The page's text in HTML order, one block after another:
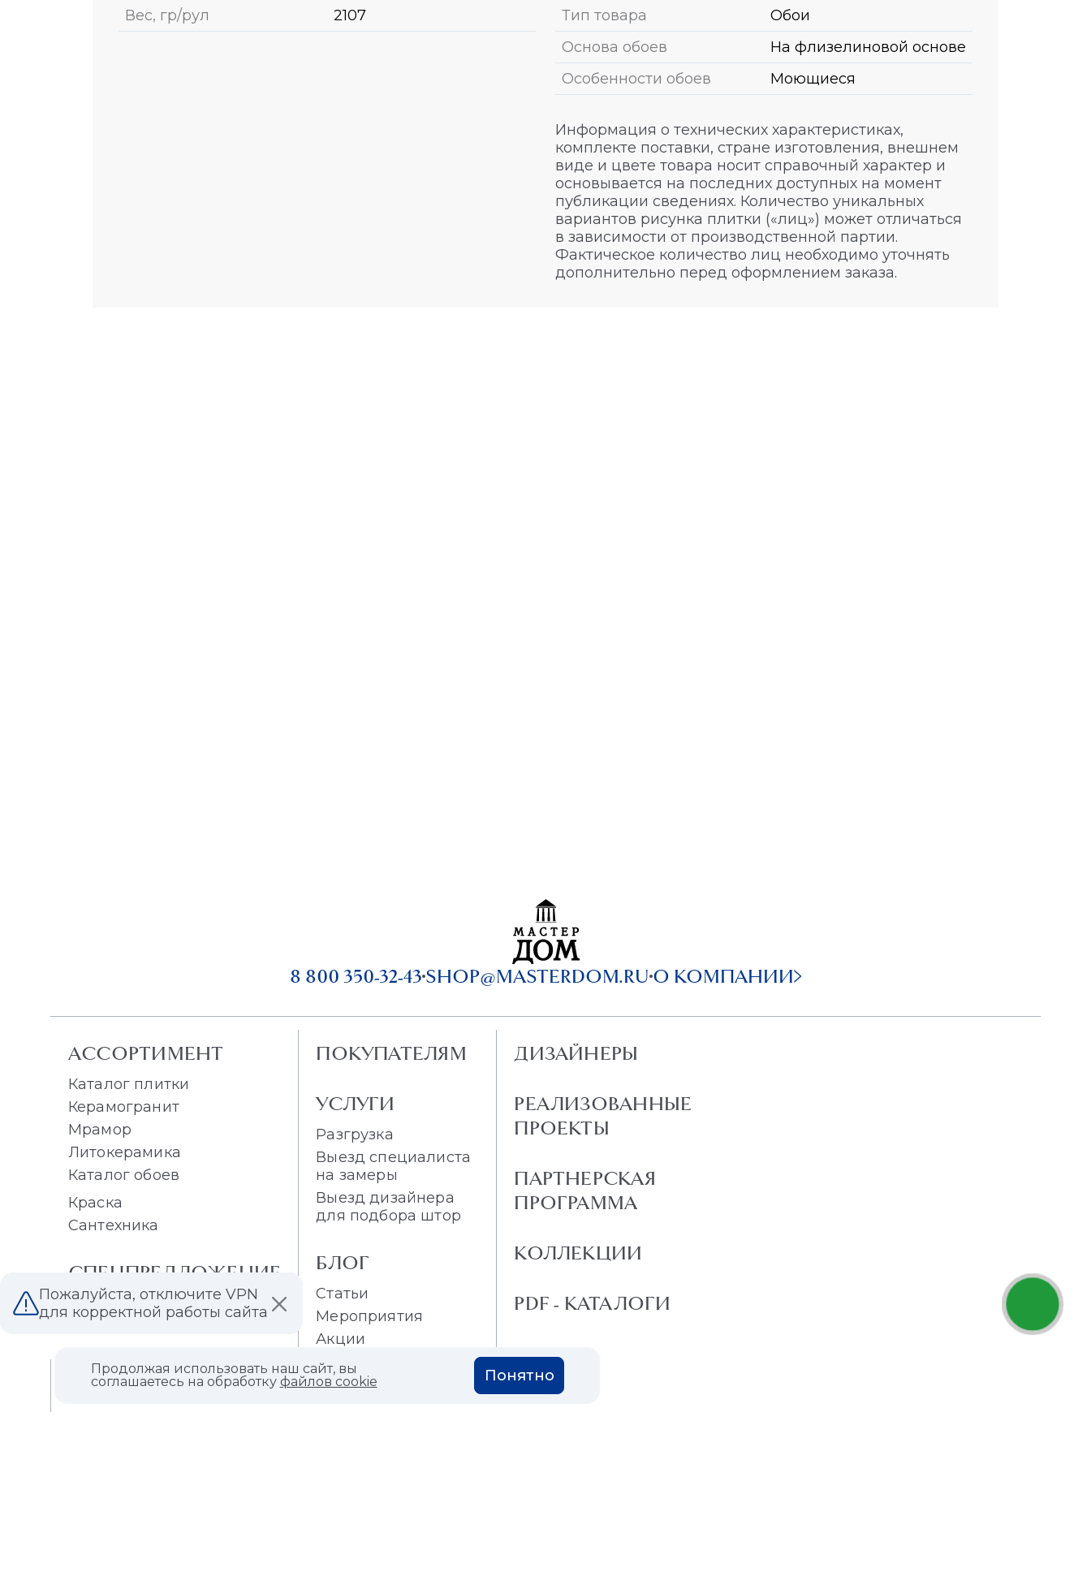
Вес, гр/рул
2107
Тип товара
Обои
Основа обоев
На флизелиновой основе
Особенности обоев
Моющиеся
Информация о технических характеристиках,
комплекте поставки, стране изготовления, внешнем
виде и цвете товара носит справочный характер и
основывается на последних доступных на момент
публикации сведениях. Количество уникальных
вариантов рисунка плитки («лиц») может отличаться
в зависимости от производственной партии.
Фактическое количество лиц необходимо уточнять
дополнительно перед оформлением заказа.
8 800 350-32-43SHOP@MASTERDOM.RUО КОМПАНИИ
АССОРТИМЕНТ
Каталог плитки
Керамогранит
Мрамор
Литокерамика
Каталог обоев
Краска
Сантехника
СПЕЦПРЕДЛОЖЕНИЕ
Распродажа плитки
Распродажа обоев
ПОКУПАТЕЛЯМ
УСЛУГИ
Разгрузка
Выезд специалиста
на замеры
Выезд дизайнера
для подбора штор
БЛОГ
Статьи
Мероприятия
Акции
ДИЗАЙНЕРЫ
РЕАЛИЗОВАННЫЕ
ПРОЕКТЫ
ПАРТНЕРСКАЯ
ПРОГРАММА
КОЛЛЕКЦИИ
PDF - КАТАЛОГИ
О КОМПАНИИ
Пожалуйста, отключите VPN
для корректной работы сайта
Продолжая использовать наш сайт, вы
соглашаетесь на обработку файлов cookie Понятно